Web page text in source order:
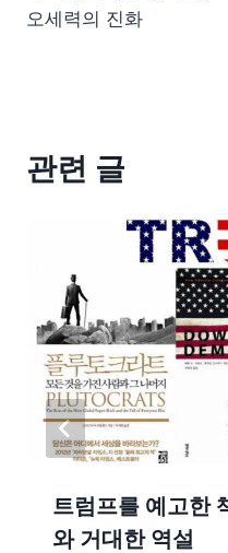
오세력의 진화
관련 글
트럼프를 예고한
와 거대한 역설